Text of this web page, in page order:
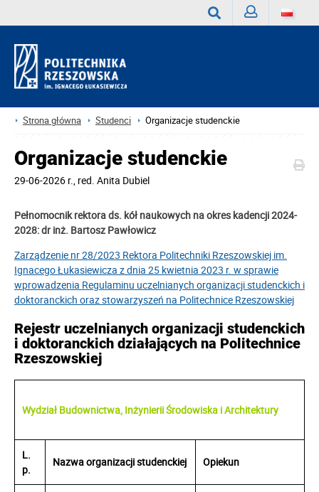
Strona główna Studenci Organizacje studenckie
Organizacje studenckie
29-06-2026 r., red. Anita Dubiel
Pełnomocnik rektora ds. kół naukowych na okres kadencji 2024-
2028: dr inż. Bartosz Pawłowicz
Zarządzenie nr 28/2023 Rektora Politechniki Rzeszowskiej im.
Ignacego Łukasiewicza z dnia 25 kwietnia 2023 r. w sprawie
wprowadzenia Regulaminu uczelnianych organizacji studenckich i
doktoranckich oraz stowarzyszeń na Politechnice Rzeszowskiej
Rejestr uczelnianych organizacji studenckich
i doktoranckich działających na Politechnice
Rzeszowskiej
Wydział Budownictwa, Inżynierii Środowiska i Architektury
L.
p.
Nazwa organizacji studenckiej Opiekun